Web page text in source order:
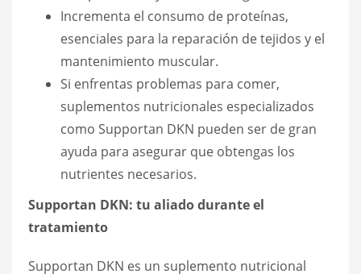
Incrementa el consumo de proteínas,
esenciales para la reparación de tejidos y el
mantenimiento muscular.
Si enfrentas problemas para comer,
suplementos nutricionales especializados
como Supportan DKN pueden ser de gran
ayuda para asegurar que obtengas los
nutrientes necesarios.
Supportan DKN: tu aliado durante el
tratamiento
Supportan DKN es un suplemento nutricional